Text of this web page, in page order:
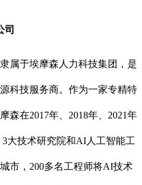
司
属于埃摩森人力科技集团，是
科技服务商。作为一家专精特
森在2017年、2018年、2021年
大技术研究院和AI人工智能工
市，200多名工程师将AI技术